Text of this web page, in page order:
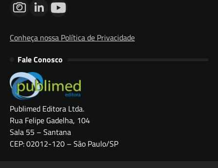
Conheça nossa Política de Privacidade
Fale Conosco
Publimed Editora Ltda.
Rua Felipe Gadelha, 104
Sala 55 – Santana
CEP: 02012-120 – São Paulo/SP